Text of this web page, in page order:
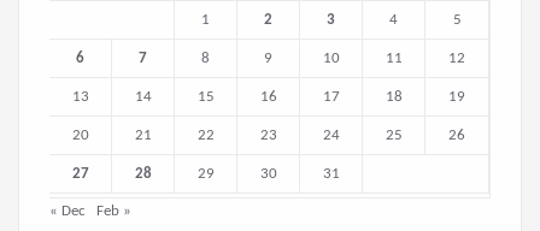
1 2 3 4 5
6 7 8 9 10 11 12
13 14 15 16 17 18 19
20 21 22 23 24 25 26
27 28 29 30 31
« Dec Feb »